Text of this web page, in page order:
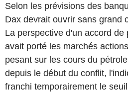
Selon les prévisions des
Dax devrait ouvrir sans grand
La perspective d'un accord
avait porté les marchés
pesant sur les cours du
depuis le début du conflit,
franchi temporairement le